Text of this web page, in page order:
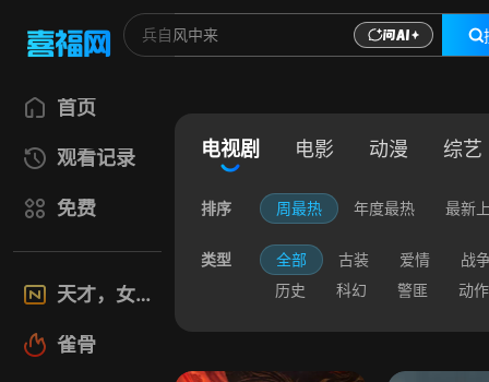
首页
观看记录
免费
天才，女友
雀骨
电视剧 电影 动漫 综艺
排序 周最热 年度最热 最新
类型 全部 古装 爱情
战
历史
科幻 警匪 动作